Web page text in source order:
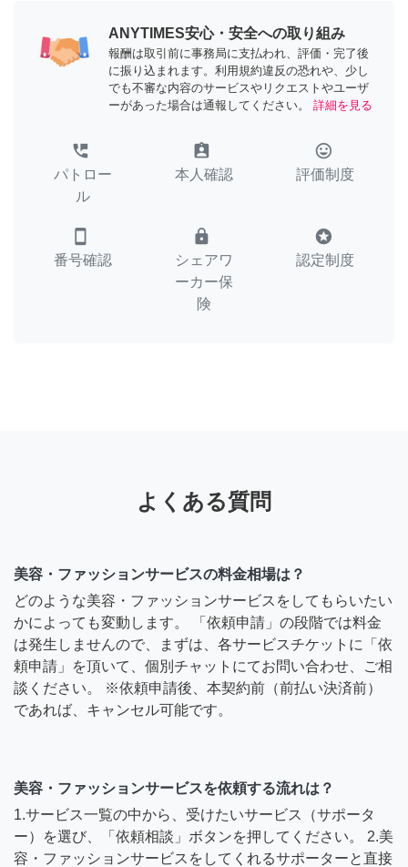
ANYTIMES安心・安全への取り組み
報酬は取引前に事務局に支払われ、評価・完了後
に振り込まれます。利用規約違反の恐れや、少し
でも不審な内容のサービスやリクエストやユーザ
ーがあった場合は通報してください。
詳細を見る
perm_phone_msg
パトロー
ル
assignment_ind
本人確認
tag_faces
評価制度
smartphone
番号確認
lock
シェアワ
ーカー保
険
stars
認定制度
よくある質問
美容・ファッションサービスの料金相場は？
どのような美容・ファッションサービスをしてもらいたい
かによっても変動します。 「依頼申請」の段階では料金
は発生しませんので、まずは、各サービスチケットに「依
頼申請」を頂いて、個別チャットにてお問い合わせ、ご相
談ください。 ※依頼申請後、本契約前（前払い決済前）
であれば、キャンセル可能です。
美容・ファッションサービスを依頼する流れは？
1.サービス一覧の中から、受けたいサービス（サポータ
ー）を選び、「依頼相談」ボタンを押してください。 2.美
容・ファッションサービスをしてくれるサポーターと直接